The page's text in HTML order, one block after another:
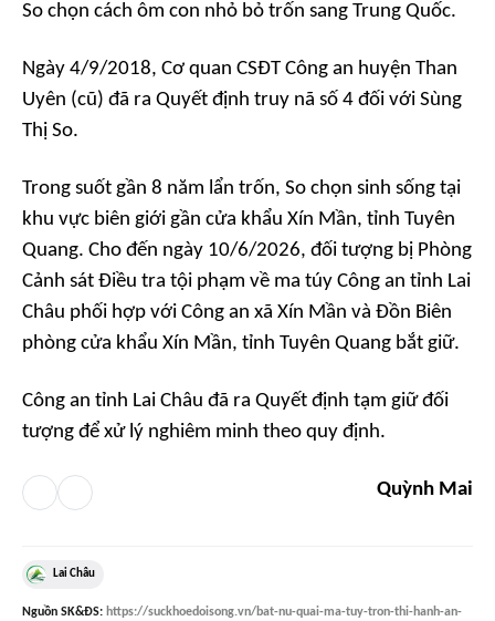
So chọn cách ôm con nhỏ bỏ trốn sang Trung Quốc.
Ngày 4/9/2018, Cơ quan CSĐT Công an huyện Than
Uyên (cũ) đã ra Quyết định truy nã số 4 đối với Sùng
Thị So.
Trong suốt gần 8 năm lẩn trốn, So chọn sinh sống tại
khu vực biên giới gần cửa khẩu Xín Mần, tỉnh Tuyên
Quang. Cho đến ngày 10/6/2026, đối tượng bị Phòng
Cảnh sát Điều tra tội phạm về ma túy Công an tỉnh Lai
Châu phối hợp với Công an xã Xín Mần và Đồn Biên
phòng cửa khẩu Xín Mần, tỉnh Tuyên Quang bắt giữ.
Công an tỉnh Lai Châu đã ra Quyết định tạm giữ đối
tượng để xử lý nghiêm minh theo quy định.
Quỳnh Mai
Lai Châu
Nguồn SK&ĐS: https://suckhoedoisong.vn/bat-nu-quai-ma-tuy-tron-thi-hanh-an-